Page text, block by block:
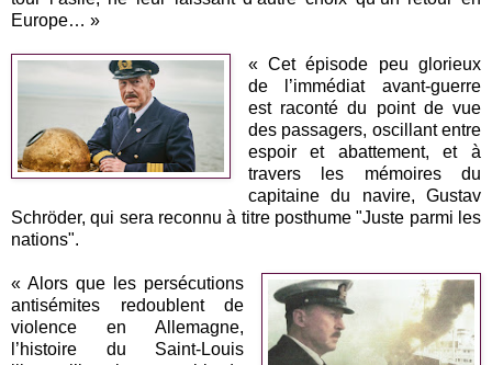
Europe… »
« Cet épisode peu glorieux
de l’immédiat avant-guerre
est raconté du point de vue
des passagers, oscillant entre
espoir et abattement, et à
travers les mémoires du
capitaine du navire, Gustav
Schröder, qui sera reconnu à titre posthume "Juste parmi les
nations".
« Alors que les persécutions
antisémites redoublent de
violence en Allemagne,
l’histoire du Saint-Louis